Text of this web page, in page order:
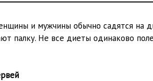
и мужчины обычно садятся на
палку. Не все диеты одинаково